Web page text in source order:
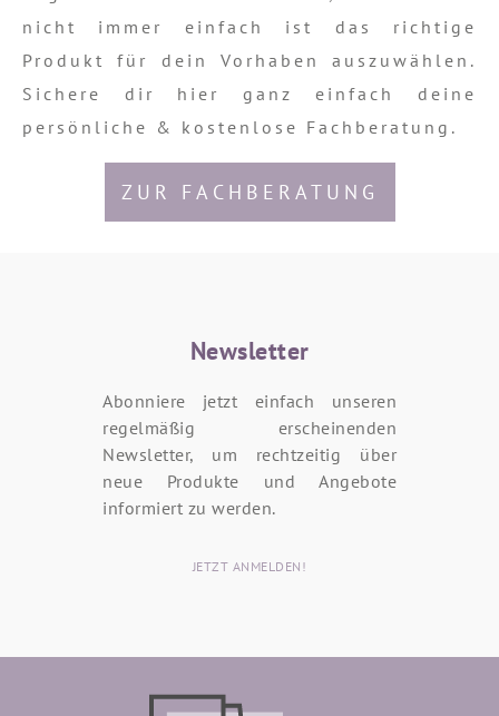
nicht immer einfach ist das richtige
Produkt für dein Vorhaben auszuwählen.
Sichere dir hier ganz einfach deine
persönliche & kostenlose Fachberatung.
ZUR FACHBERATUNG
Newsletter
Abonniere jetzt einfach unseren
regelmäßig erscheinenden
Newsletter, um rechtzeitig über
neue Produkte und Angebote
informiert zu werden.
JETZT ANMELDEN!